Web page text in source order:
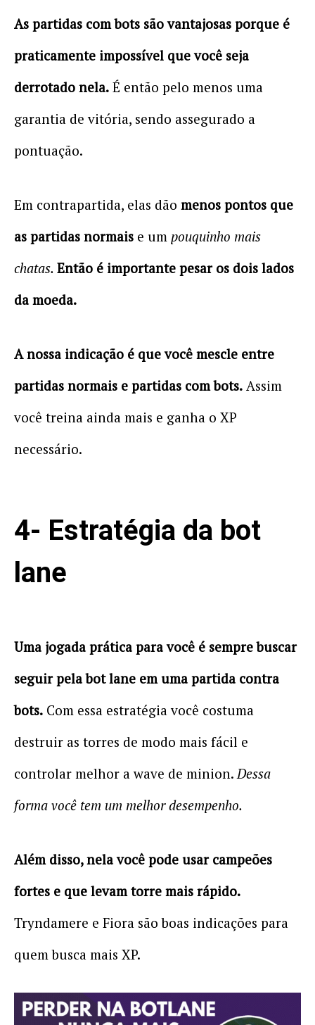
As partidas com bots são vantajosas porque é
praticamente impossível que você seja
derrotado nela. É então pelo menos uma
garantia de vitória, sendo assegurado a
pontuação.
Em contrapartida, elas dão menos pontos que
as partidas normais e um pouquinho mais
chatas. Então é importante pesar os dois lados
da moeda.
A nossa indicação é que você mescle entre
partidas normais e partidas com bots. Assim
você treina ainda mais e ganha o XP
necessário.
4- Estratégia da bot
lane
Uma jogada prática para você é sempre buscar
seguir pela bot lane em uma partida contra
bots. Com essa estratégia você costuma
destruir as torres de modo mais fácil e
controlar melhor a wave de minion.Dessa
forma você tem um melhor desempenho.
Além disso, nela você pode usar campeões
fortes e que levam torre mais rápido.
Tryndamere e Fiora são boas indicações para
quem busca mais XP.